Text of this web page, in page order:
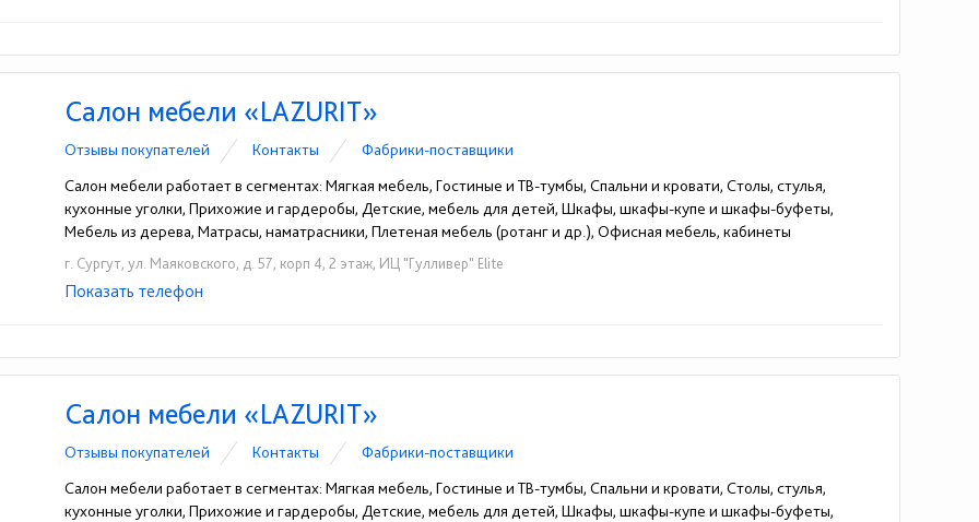
Салон мебели «LAZURIT»
Отзывы покупателей Контакты
Фабрики-поставщики
Салон мебели работает в сегментах: Мягкая мебель, Гостиные и ТВ-тумбы, Спальни и кровати, Столы, стулья,
кухонные уголки, Прихожие и гардеробы, Детские, мебель для детей, Шкафы, шкафы-купе и шкафы-буфеты,
Мебель из дерева, Матрасы, наматрасники, Плетеная мебель (ротанг и др.), Офисная мебель, кабинеты
г. Сургут, ул. Маяковского, д. 57, корп 4, 2 этаж, ИЦ "Гулливер" Elite
☎+7 (909) 032-38-02
Показать телефон
Салон мебели «LAZURIT»
Отзывы покупателей Контакты
Фабрики-поставщики
Салон мебели работает в сегментах: Мягкая мебель, Гостиные и ТВ-тумбы, Спальни и кровати, Столы, стулья,
кухонные уголки, Прихожие и гардеробы, Детские, мебель для детей, Шкафы, шкафы-купе и шкафы-буфеты,